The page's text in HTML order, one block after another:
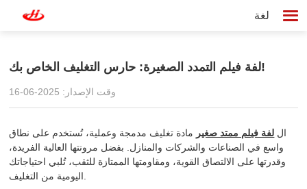
لغة
لفة فيلم التمدد الصغيرة: حارس التغليف الخاص بك!
وقت الإصدار: 2025-06-16
ال لفة فيلم ممتد صغير مادة تغليف مدمجة وعملية، تُستخدم على نطاق
واسع في الصناعات والشركات والمنازل. بفضل مرونتها العالية الفريدة،
وقدرتها على الالتصاق القوية، ومقاومتها الممتازة للثقب، تُلبي احتياجاتك